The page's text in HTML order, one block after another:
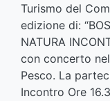
Turismo del
edizione di:
NATURA
con concerto
Pesco. La
Incontro Ore